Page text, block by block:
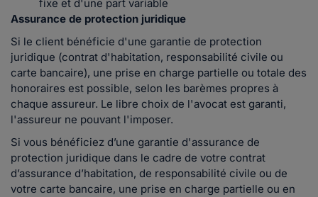
fixe et d'une part variable
Assurance de protection juridique
Si le client bénéficie d'une garantie de protection
juridique (contrat d'habitation, responsabilité civile ou
carte bancaire), une prise en charge partielle ou totale des
honoraires est possible, selon les barèmes propres à
chaque assureur. Le libre choix de l'avocat est garanti,
l'assureur ne pouvant l'imposer.
Si vous bénéficiez d’une garantie d'assurance de
protection juridique dans le cadre de votre contrat
d’assurance d’habitation, de responsabilité civile ou de
votre carte bancaire, une prise en charge partielle ou en